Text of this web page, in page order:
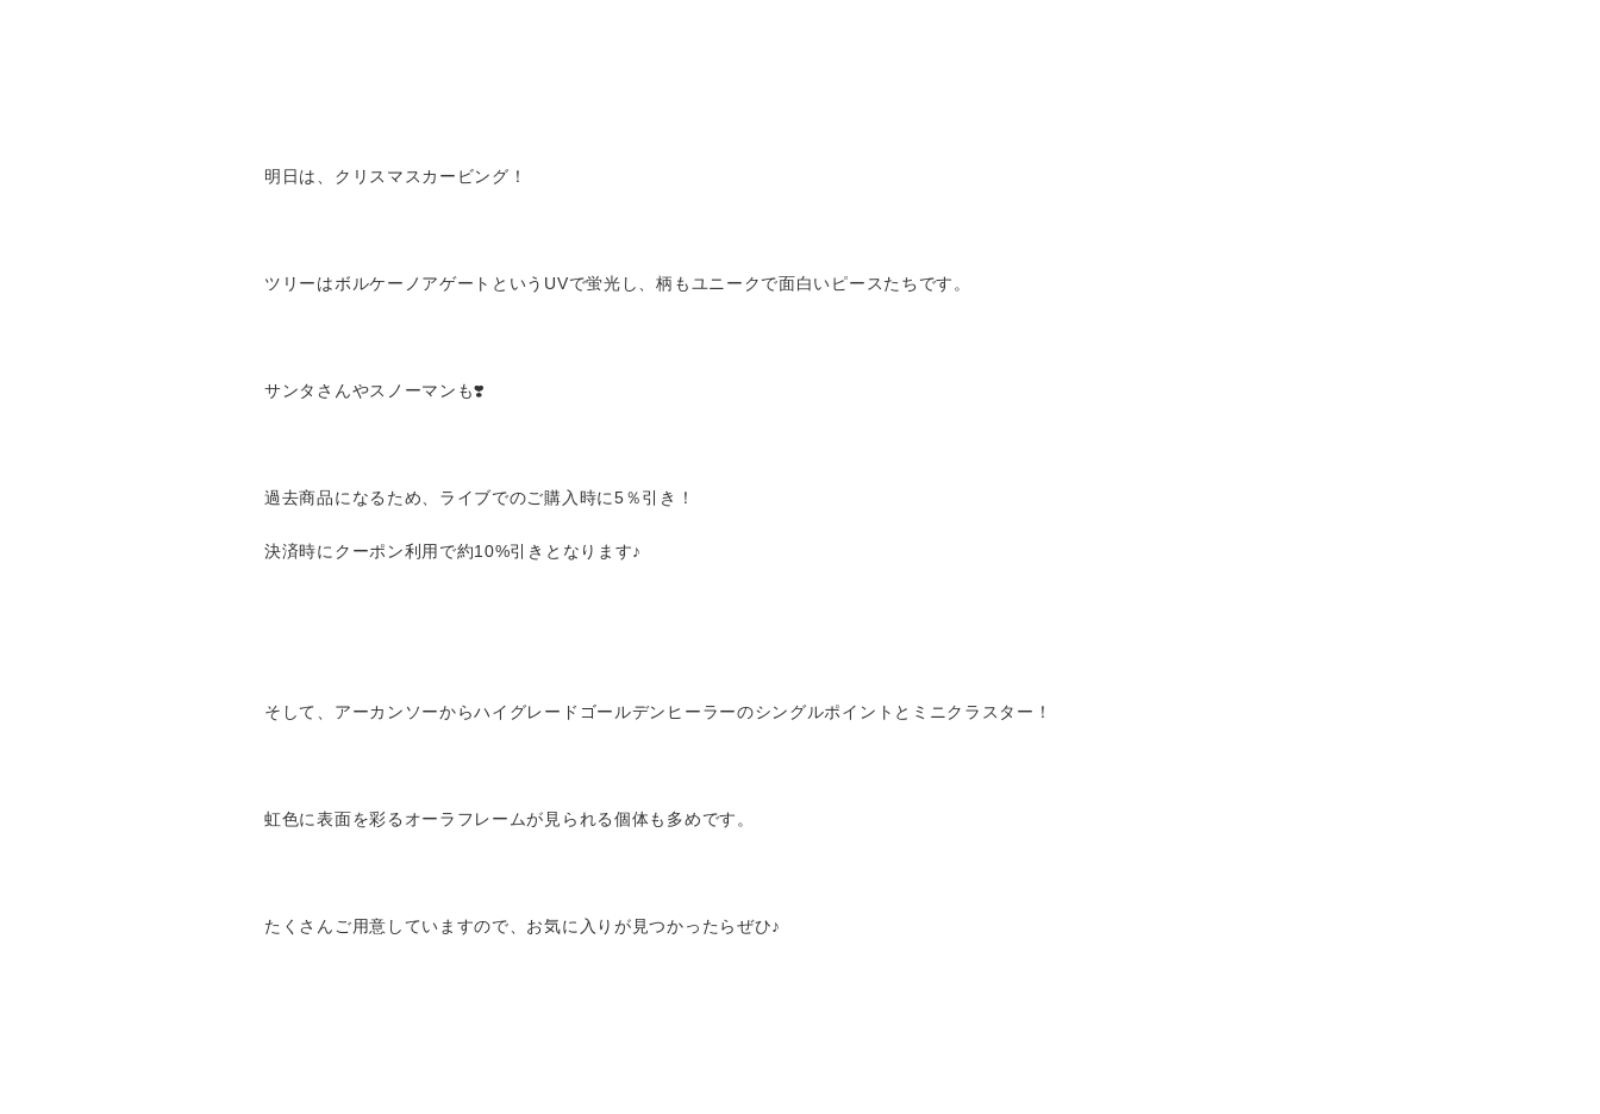
明日は、クリスマスカービング！
ツリーはボルケーノアゲートというUVで蛍光し、柄もユニークで面白いピースたちです。
サンタさんやスノーマンも❣️
過去商品になるため、ライブでのご購入時に5％引き！
決済時にクーポン利用で約10%引きとなります♪
そして、アーカンソーからハイグレードゴールデンヒーラーのシングルポイントとミニクラスター！
虹色に表面を彩るオーラフレームが見られる個体も多めです。
たくさんご用意していますので、お気に入りが見つかったらぜひ♪